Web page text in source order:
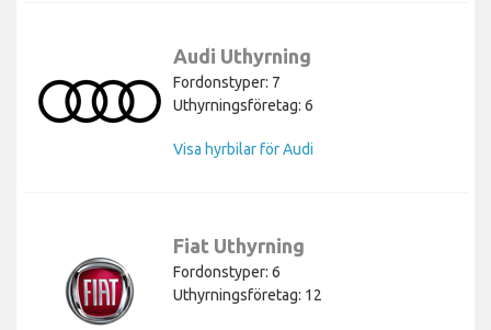
Audi Uthyrning
Fordonstyper: 7
Uthyrningsföretag: 6
Visa hyrbilar för Audi
Fiat Uthyrning
Fordonstyper: 6
Uthyrningsföretag: 12